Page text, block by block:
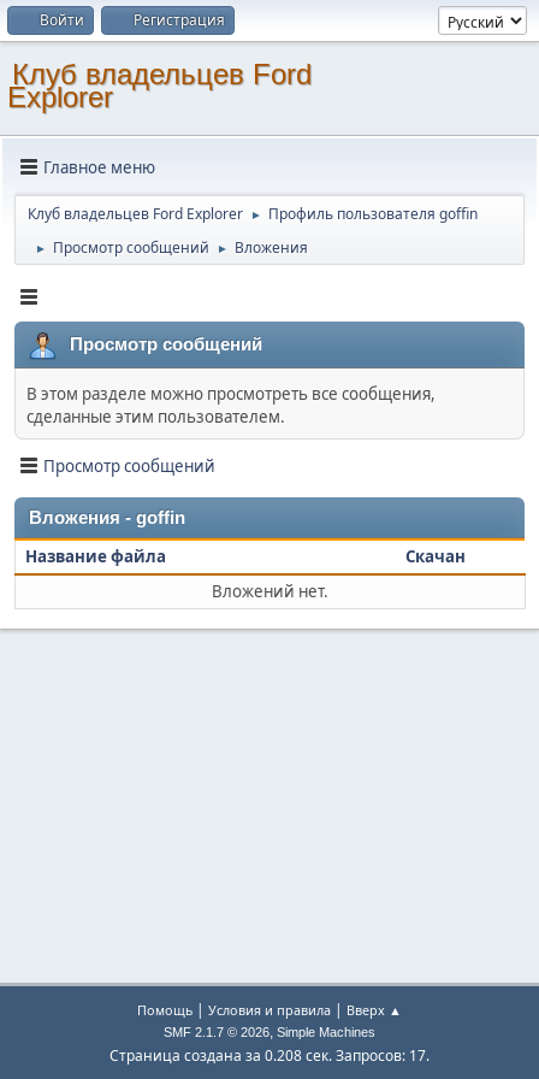
Войти Регистрация
Клуб владельцев Ford
Explorer
Главное меню
Клуб владельцев Ford Explorer ► Профиль пользователя goffin
► Просмотр сообщений ► Вложения
Просмотр сообщений
В этом разделе можно просмотреть все сообщения,
сделанные этим пользователем.
Просмотр сообщений
Вложения - goffin
Название файла
Скачан
Вложений нет.
Помощь | Условия и правила | Вверх ▲
SMF 2.1.7 © 2026, Simple Machines
Страница создана за 0.208 сек. Запросов: 17.